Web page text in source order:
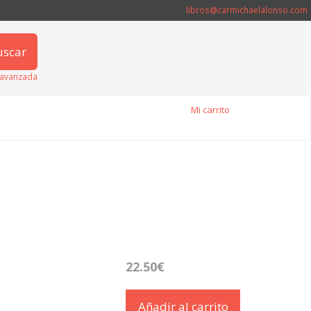
libros@carmichaelalonso.com
Mi carrito
22.50€
Añadir al carrito